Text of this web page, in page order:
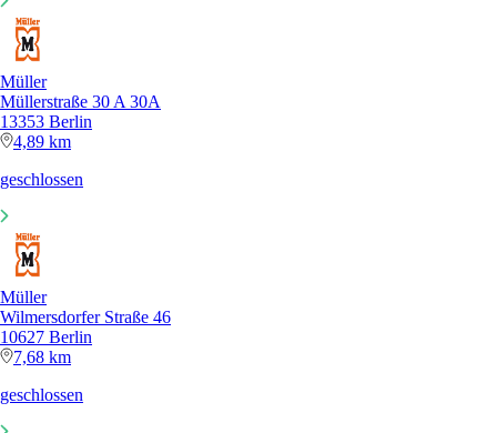
Müller
Müllerstraße 30 A 30A
13353 Berlin
4,89 km
geschlossen
Müller
Wilmersdorfer Straße 46
10627 Berlin
7,68 km
geschlossen